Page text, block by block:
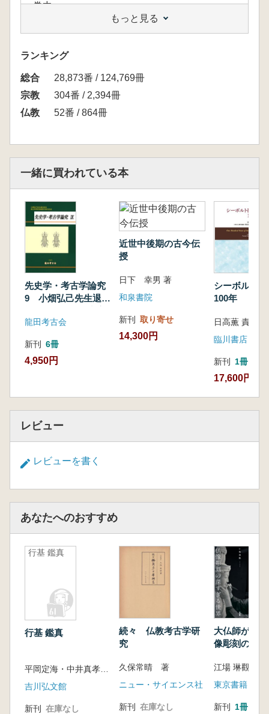
巻中
巻下(一心戒文を造り承和の皇帝に達して別当
藤原大納言に上り寺家の伝戒を成弁する文)
参考文献
あとがき
執筆者一覧
【附録】
人名表記対照表
『伝述一心戒文』関連年表
もっと見る
ランキング
総合
28,873番 / 124,769冊
宗教
304番 / 2,394冊
仏教
52番 / 864冊
一緒に買われている本
先史学・考古学論究
9 小畑弘己先生退任
創設50周年記念
龍田考古会
新刊 6冊
4,950円
近世中後期の古今伝
授
日下 幸男 著
和泉書院
新刊 取り寄せ
14,300円
シーボルト
100年
臨川書店
新刊 1冊
17,600円
レビュー
レビューを書く
あなたへのおすすめ
行基 鑑真
行基 鑑真
吉川弘文館
新刊 在庫なし
続々 仏教考古学研
究
久保常晴 著
ニュー・サイエンス社
新刊 在庫なし
大仏師が教
像彫刻の深
江場 琳觀 著
東京書籍
新刊 1冊